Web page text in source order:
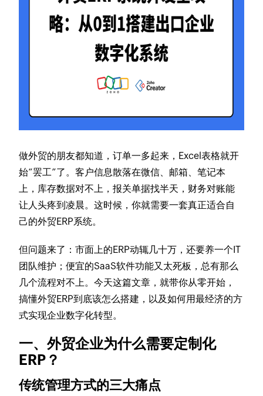
做外贸的朋友都知道，订单一多起来，Excel表格就开
始“罢工”了。客户信息散落在微信、邮箱、笔记本
上，库存数据对不上，报关单据找半天，财务对账能
让人头疼到凌晨。这时候，你就需要一套真正适合自
己的外贸ERP系统。
但问题来了：市面上的ERP动辄几十万，还要养一个IT
团队维护；便宜的SaaS软件功能又太死板，总有那么
几个流程对不上。今天这篇文章，就带你从零开始，
搞懂外贸ERP到底该怎么搭建，以及如何用最经济的方
式实现企业数字化转型。
一、外贸企业为什么需要定制化
ERP？
传统管理方式的三大痛点